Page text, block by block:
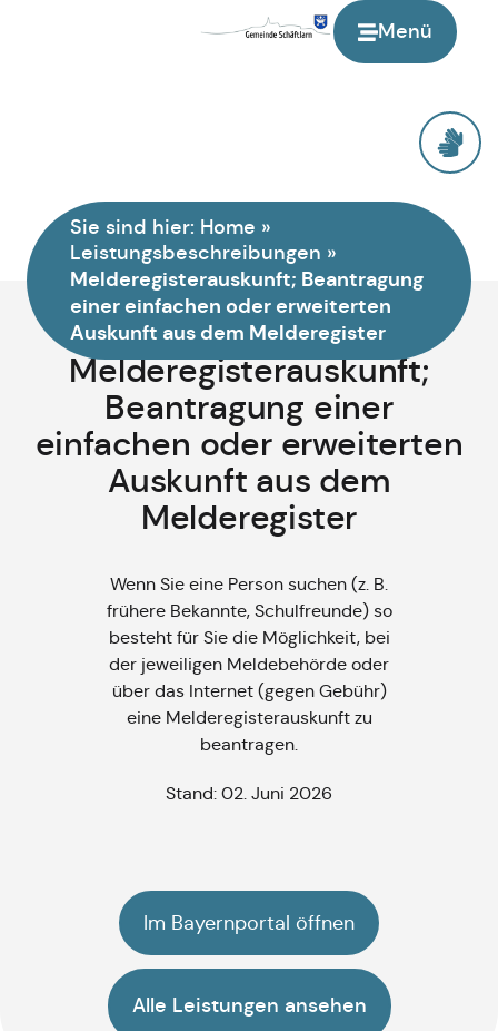
Menü
Sie sind hier: Home »
Leistungsbeschreibungen »
Melderegisterauskunft; Beantragung
einer einfachen oder erweiterten
Auskunft aus dem Melderegister
Melderegisterauskunft;
Beantragung einer
einfachen oder erweiterten
Auskunft aus dem
Melderegister
Wenn Sie eine Person suchen (z. B.
frühere Bekannte, Schulfreunde) so
besteht für Sie die Möglichkeit, bei
der jeweiligen Meldebehörde oder
über das Internet (gegen Gebühr)
eine Melderegisterauskunft zu
beantragen.
Stand: 02. Juni 2026
Im Bayernportal öffnen
Alle Leistungen ansehen